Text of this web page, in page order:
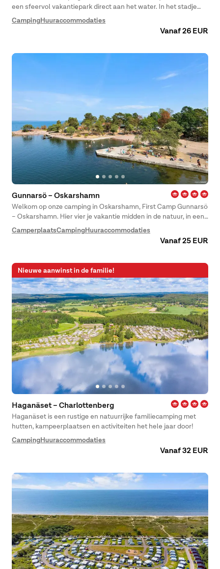
een sfeervol vakantiepark direct aan het water. In het stadje
van de beroemde pepermuntstok, Gränna, is het onmogelijk om
Camping Huuraccommodaties
Vanaf 26 EUR
Gunnarsö – Oskarshamn
Welkom op onze camping in Oskarshamn, First Camp Gunnarsö
– Oskarshamn. Hier vier je vakantie midden in de natuur, in een
idyllische archipel met de Oostzee als decor. De camping biedt
prachtige wandelpaden, zonnige rotsen en kindvriendelijke
CamperplaatsCamping Huuraccommodaties
Vanaf 25 EUR
Nieuwe aanwinst in de familie!
Haganäset – Charlottenberg
Haganäset is een rustige en natuurrijke familiecamping met
hutten, kampeerplaatsen en activiteiten het hele jaar door!
Camping Huuraccommodaties
Vanaf 32 EUR